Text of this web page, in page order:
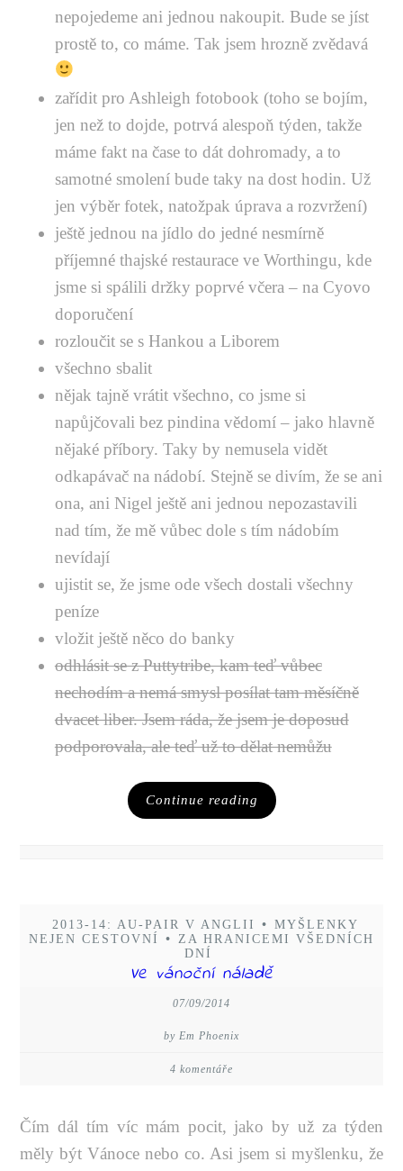
nepojedeme ani jednou nakoupit. Bude se jíst
prostě to, co máme. Tak jsem hrozně zvědavá
zařídit pro Ashleigh fotobook (toho se bojím,
jen než to dojde, potrvá alespoň týden, takže
máme fakt na čase to dát dohromady, a to
samotné smolení bude taky na dost hodin. Už
jen výběr fotek, natožpak úprava a rozvržení)
ještě jednou na jídlo do jedné nesmírně
příjemné thajské restaurace ve Worthingu, kde
jsme si spálili držky poprvé včera – na Cyovo
doporučení
rozloučit se s Hankou a Liborem
všechno sbalit
nějak tajně vrátit všechno, co jsme si
napůjčovali bez pindina vědomí – jako hlavně
nějaké příbory. Taky by nemusela vidět
odkapávač na nádobí. Stejně se divím, že se ani
ona, ani Nigel ještě ani jednou nepozastavili
nad tím, že mě vůbec dole s tím nádobím
nevídají
ujistit se, že jsme ode všech dostali všechny
peníze
vložit ještě něco do banky
odhlásit se z Puttytribe, kam teď vůbec
nechodím a nemá smysl posílat tam měsíčně
dvacet liber. Jsem ráda, že jsem je doposud
podporovala, ale teď už to dělat nemůžu
Continue reading
2013-14: AU-PAIR V ANGLII • MYŠLENKY
NEJEN CESTOVNÍ
• ZA HRANICEMI VŠEDNÍCH
DNÍ
Ve vánoční náladě
07/09/2014
by Em Phoenix
4 komentáře
Čím dál tím víc mám pocit, jako by už za týden
měly být Vánoce nebo co. Asi jsem si myšlenku, že